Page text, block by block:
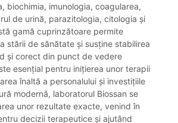
biochimia, imunologia, coagularea,
de urină, parazitologia, citologia și
gamă cuprinzătoare permite
stării de sănătate și susține stabilirea
și corect din punct de vedere
esențial pentru inițierea unor terapii
înaltă a personalului și investițiile
modernă, laboratorul Biossan se
unor rezultate exacte, venind în
decizii terapeutice și ajutând